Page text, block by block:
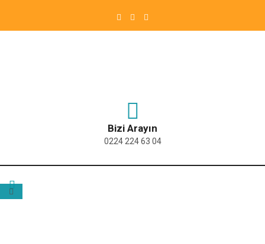
Bizi Arayın
0224 224 63 04